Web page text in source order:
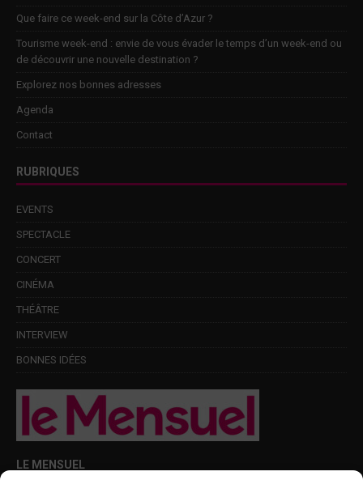
Que faire ce week-end sur la Côte d’Azur ?
Tourisme week-end : envie de vous évader le temps d’un week-end ou
de découvrir une nouvelle destination ?
Explorez nos bonnes adresses
Agenda
Contact
RUBRIQUES
EVENTS
SPECTACLE
CONCERT
CINÉMA
THÉÂTRE
INTERVIEW
BONNES IDÉES
LE MENSUEL